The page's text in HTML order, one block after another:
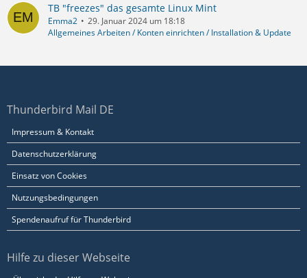
TB "freezes" das gesamte Linux Mint
Emma2
29. Januar 2024 um 18:18
Allgemeines Arbeiten / Konten einrichten / Installation & Update
Thunderbird Mail DE
Impressum & Kontakt
Datenschutzerklärung
Einsatz von Cookies
Nutzungsbedingungen
Spendenaufruf für Thunderbird
Hilfe zu dieser Webseite